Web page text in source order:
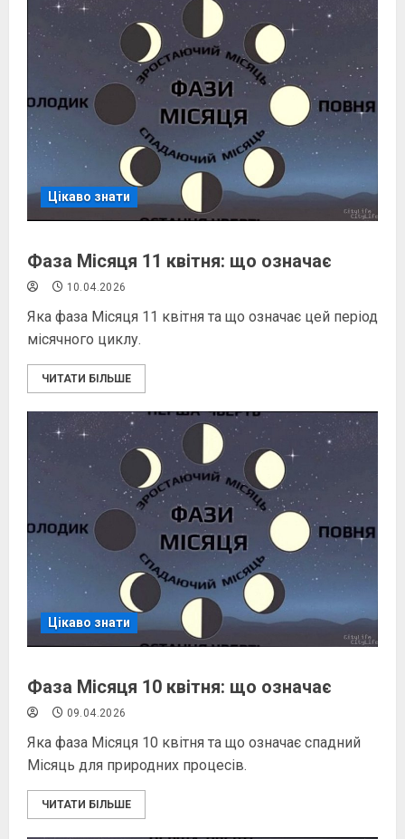
Цікаво знати
Фаза Місяця 11 квітня: що означає
10.04.2026
Яка фаза Місяця 11 квітня та що означає цей період
місячного циклу.
ЧИТАТИ БІЛЬШЕ
Цікаво знати
Фаза Місяця 10 квітня: що означає
09.04.2026
Яка фаза Місяця 10 квітня та що означає спадний
Місяць для природних процесів.
ЧИТАТИ БІЛЬШЕ